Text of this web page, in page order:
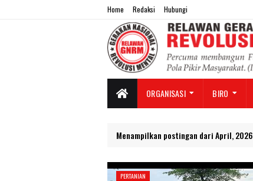
Home Redaksi Hubungi
ORGANISASI BIRO
Menampilkan postingan dari April, 2026
PERTANIAN